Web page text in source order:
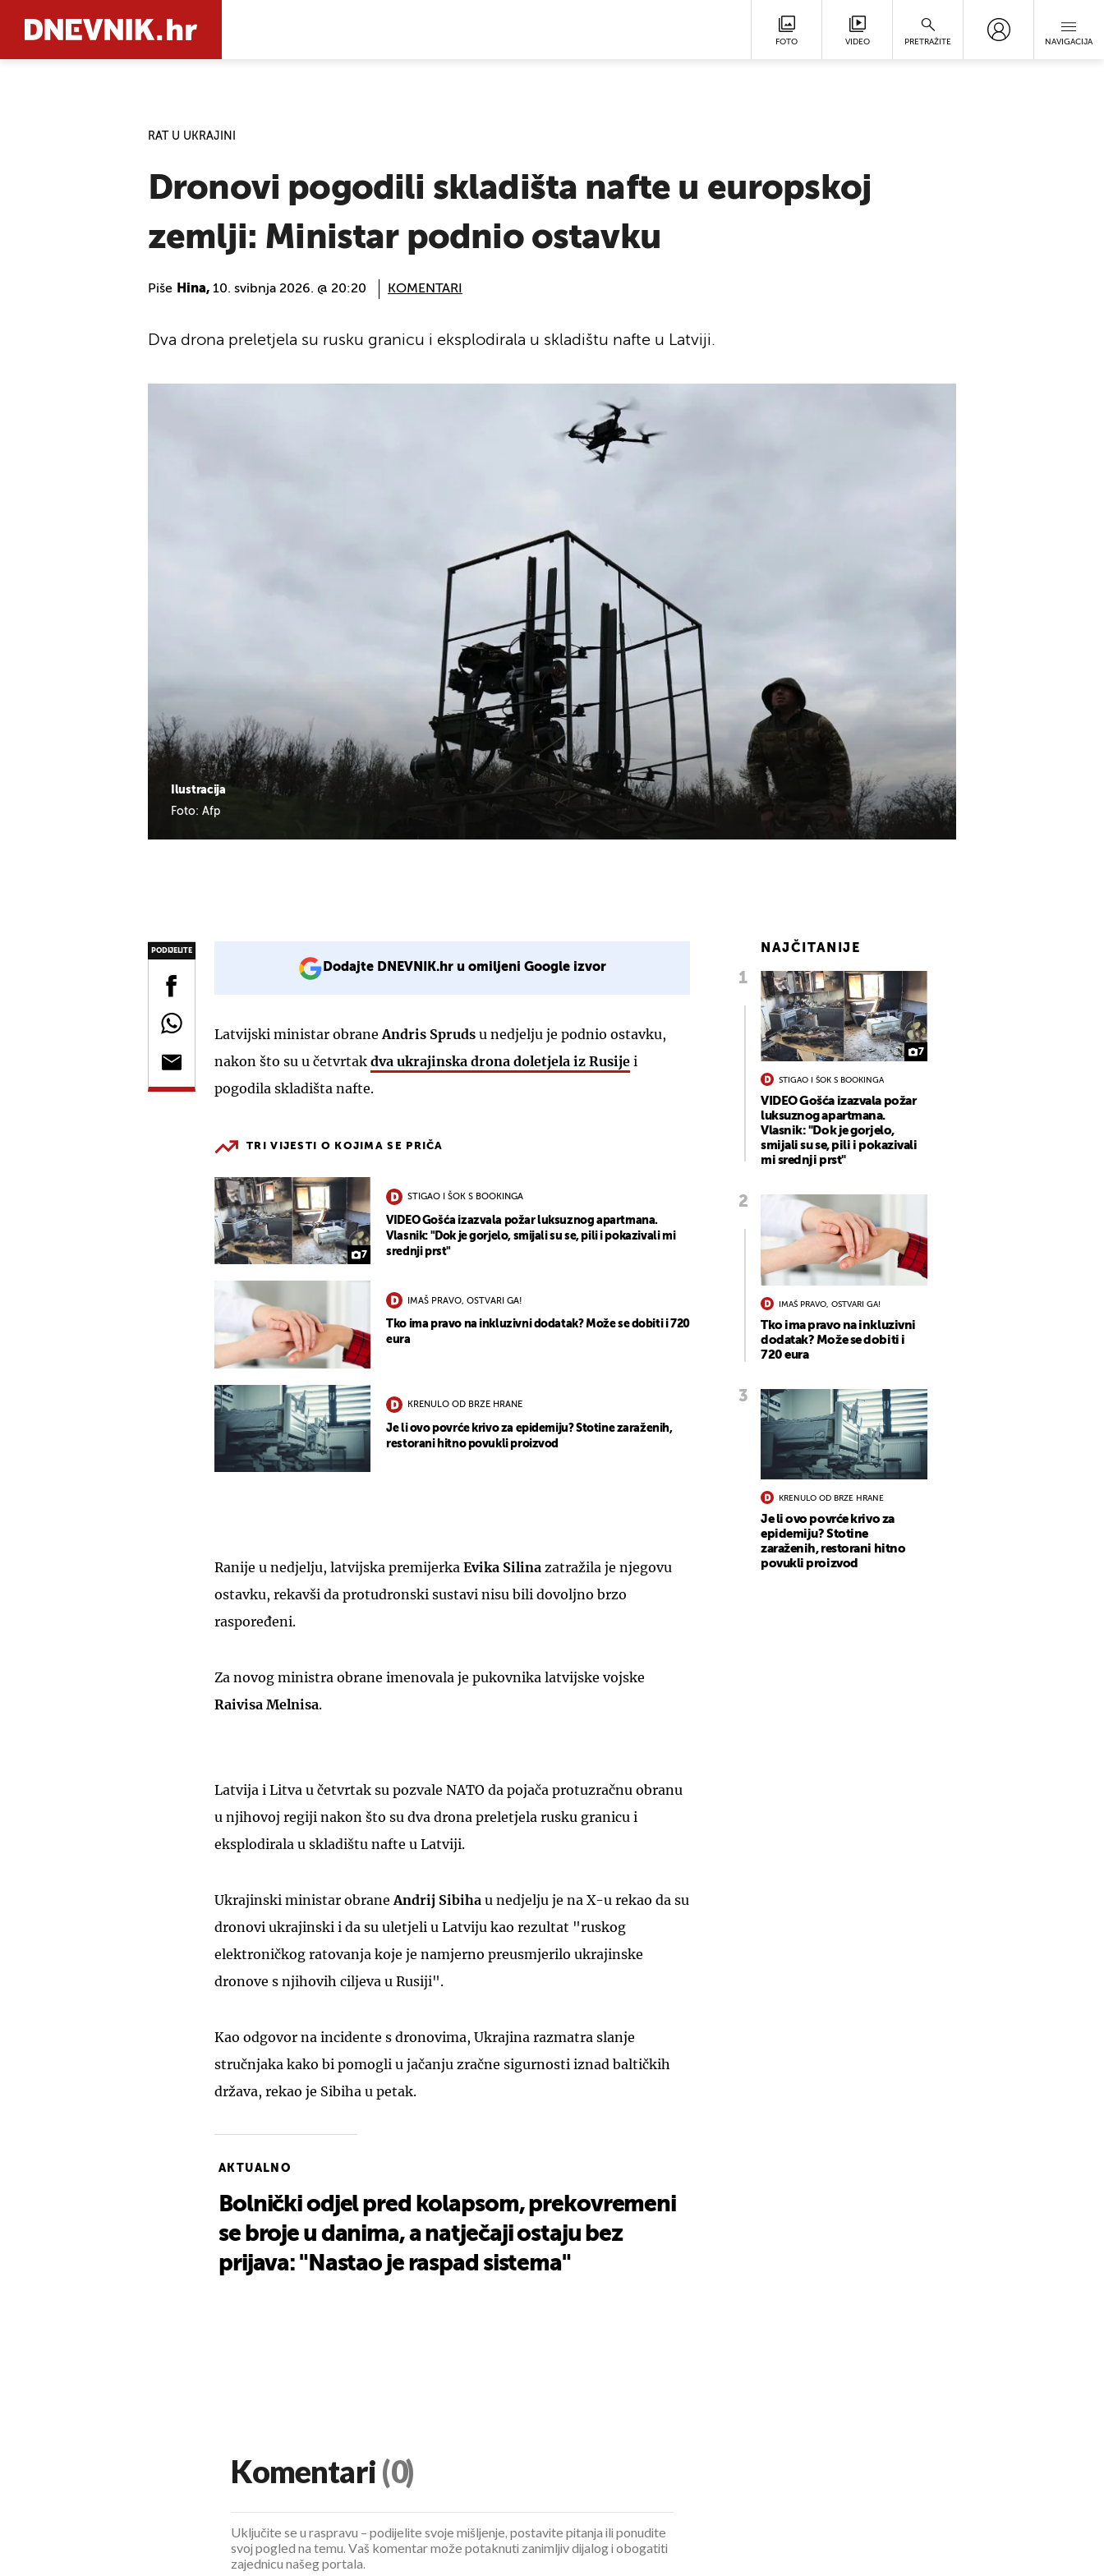
FOTO VIDEO PRETRAŽITE NAVIGACIJA
RAT U UKRAJINI
Dronovi pogodili skladišta nafte u europskoj
zemlji: Ministar podnio ostavku
Piše Hina, 10. svibnja 2026. @ 20:20 KOMENTARI
Ilustracija
Foto: Afp
Dva drona preletjela su rusku granicu i eksplodirala u skladištu nafte u Latviji.
PODIJELITE
Dodajte DNEVNIK.hr u omiljeni Google izvor
Latvijski ministar obrane Andris Spruds u nedjelju je podnio ostavku,
nakon što su u četvrtak dva ukrajinska drona doletjela iz Rusije i
pogodila skladišta nafte.
TRI VIJESTI O KOJIMA SE PRIČA
7
STIGAO I ŠOK S BOOKINGA
VIDEO Gošća izazvala požar luksuznog apartmana.
Vlasnik: "Dok je gorjelo, smijali su se, pili i pokazivali mi
srednji prst"
IMAŠ PRAVO, OSTVARI GA!
Tko ima pravo na inkluzivni dodatak? Može se dobiti i 720
eura
KRENULO OD BRZE HRANE
Je li ovo povrće krivo za epidemiju? Stotine zaraženih,
restorani hitno povukli proizvod
Ranije u nedjelju, latvijska premijerka Evika Silina zatražila je njegovu
ostavku, rekavši da protudronski sustavi nisu bili dovoljno brzo
raspoređeni.
Za novog ministra obrane imenovala je pukovnika latvijske vojske
Raivisa Melnisa.
Latvija i Litva u četvrtak su pozvale NATO da pojača protuzračnu obranu
u njihovoj regiji nakon što su dva drona preletjela rusku granicu i
eksplodirala u skladištu nafte u Latviji.
Ukrajinski ministar obraneAndrij Sibiha u nedjelju je na X-u rekao da su
dronovi ukrajinski i da su uletjeli u Latviju kao rezultat "ruskog
elektroničkog ratovanja koje je namjerno preusmjerilo ukrajinske
dronove s njihovih ciljeva u Rusiji".
Kao odgovor na incidente s dronovima, Ukrajina razmatra slanje
stručnjaka kako bi pomogli u jačanju zračne sigurnosti iznad baltičkih
država, rekao je Sibiha u petak.
AKTUALNO
Bolnički odjel pred kolapsom, prekovremeni
se broje u danima, a natječaji ostaju bez
prijava: "Nastao je raspad sistema"
NAJČITANIJE
7
STIGAO I ŠOK S BOOKINGA
VIDEO Gošća izazvala požar
luksuznog apartmana.
Vlasnik: "Dok je gorjelo,
smijali su se, pili i pokazivali
mi srednji prst"
IMAŠ PRAVO, OSTVARI GA!
Tko ima pravo na inkluzivni
dodatak? Može se dobiti i
720 eura
KRENULO OD BRZE HRANE
Je li ovo povrće krivo za
epidemiju? Stotine
zaraženih, restorani hitno
povukli proizvod
Komentari (0)
Uključite se u raspravu – podijelite svoje mišljenje, postavite pitanja ili ponudite
svoj pogled na temu. Vaš komentar može potaknuti zanimljiv dijalog i obogatiti
zajednicu našeg portala.